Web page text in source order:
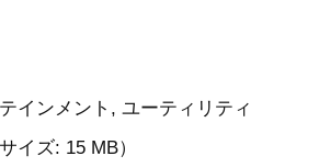
インメント, ユーティリティ
イズ: 15 MB）